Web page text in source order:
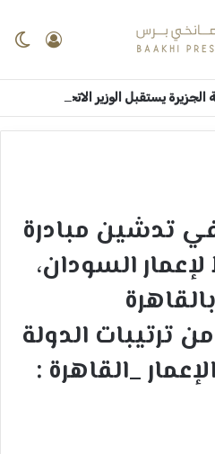
تدشين مبادرة
السودان،
ترتيبات الدولة
_القاهرة :